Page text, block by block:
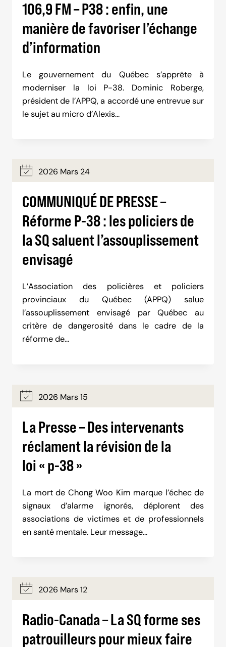
106,9 FM – P38 : enfin, une
manière de favoriser l’échange
d’information
Le gouvernement du Québec s’apprête à
moderniser la loi P-38. Dominic Roberge,
président de l’APPQ, a accordé une entrevue sur
le sujet au micro d’Alexis…
2026 Mars 24
COMMUNIQUÉ DE PRESSE –
Réforme P-38 : les policiers de
la SQ saluent l’assouplissement
envisagé
L’Association des policières et policiers
provinciaux du Québec (APPQ) salue
l’assouplissement envisagé par Québec au
critère de dangerosité dans le cadre de la
réforme de…
2026 Mars 15
La Presse – Des intervenants
réclament la révision de la
loi « p-38 »
La mort de Chong Woo Kim marque l’échec de
signaux d’alarme ignorés, déplorent des
associations de victimes et de professionnels
en santé mentale. Leur message…
2026 Mars 12
Radio-Canada – La SQ forme ses
patrouilleurs pour mieux faire